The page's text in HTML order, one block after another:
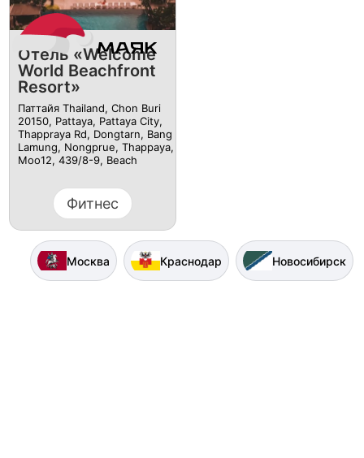
Отель «Welcome
World Beachfront
Resort»
Паттайя Thailand, Chon Buri
20150, Pattaya, Pattaya City,
Thappraya Rd, Dongtarn, Bang
Lamung, Nongprue, Thappaya,
Moo12, 439/8-9, Beach
Фитнес
Москва Краснодар Новосибирск